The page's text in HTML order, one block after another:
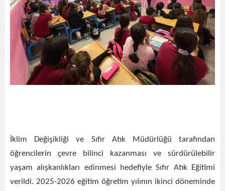
İklim Değişikliği ve Sıfır Atık Müdürlüğü tarafından
öğrencilerin çevre bilinci kazanması ve sürdürülebilir
yaşam alışkanlıkları edinmesi hedefiyle Sıfır Atık Eğitimi
verildi. 2025-2026 eğitim öğretim yılının ikinci döneminde